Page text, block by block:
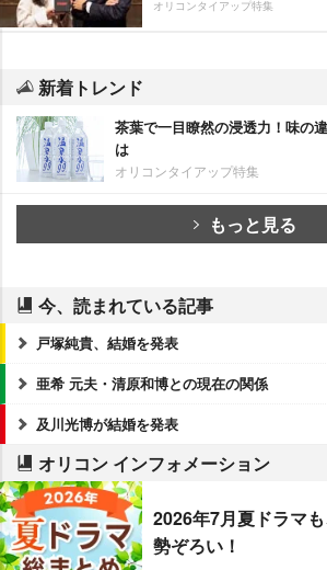
オリコンタイアップ特集
新着トレンド
茶葉で一目瞭然の浸透力！味の
は
オリコンタイアップ特集
もっと見る
今、読まれている記事
戸塚純貴、結婚を発表
亜希 元夫・清原和博との現在の関係
及川光博が結婚を発表
オリコン インフォメーション
2026年7月夏ドラマ
勢ぞろい！